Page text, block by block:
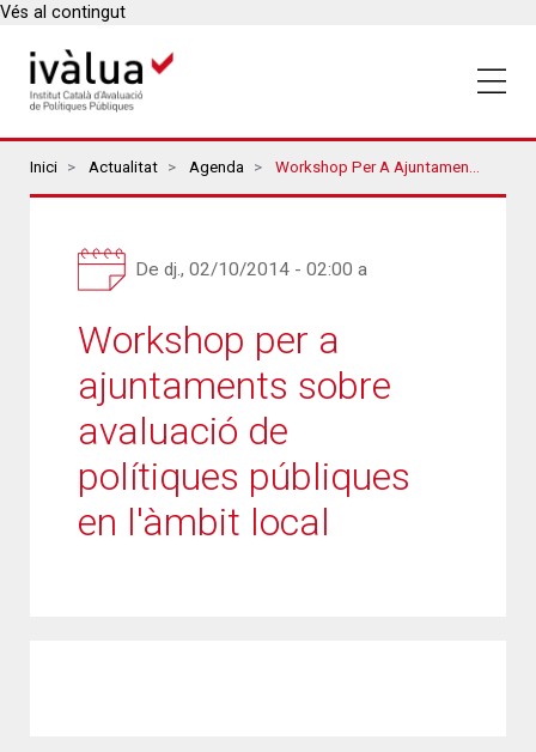
Vés al contingut
Breadcrumbs
Inici Actualitat Agenda Workshop Per A Ajuntaments Sobre Avaluació De Polítiques Públiques En L'àmbit Local
De dj., 02/10/2014 - 02:00 a
Workshop per a
ajuntaments sobre
avaluació de
polítiques públiques
en l'àmbit local